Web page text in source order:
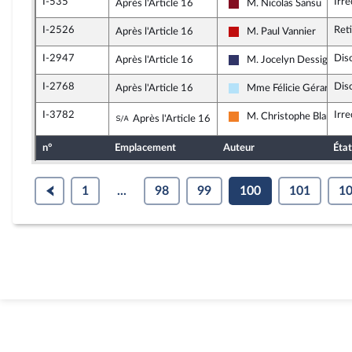
Après l'Article 16
Gauche Démocrate et
M. Nicolas Sansu
I-2526 Après l'Article 16
La France insoumise -
M. Paul Vannier
I-2947 Après l'Article 16
Rassemblement National
M. Jocelyn Dessigny
I-2768 Après l'Article 16
Horizons & Indépendants
Mme Félicie Gérard
I-3782 Sous-amendement de l'amendement
Après l'Article 16 Les Démocrates
M. Christophe Blanchet
n° Emplacement Auteur État
1 ... 98 99 100 101